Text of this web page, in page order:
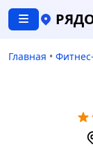
Главная •